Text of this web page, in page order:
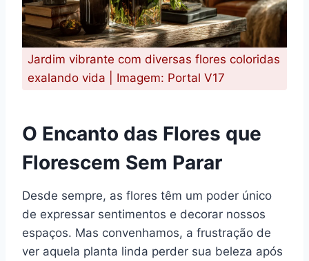
Jardim vibrante com diversas flores coloridas
exalando vida | Imagem: Portal V17
O Encanto das Flores que
Florescem Sem Parar
Desde sempre, as flores têm um poder único
de expressar sentimentos e decorar nossos
espaços. Mas convenhamos, a frustração de
ver aquela planta linda perder sua beleza após